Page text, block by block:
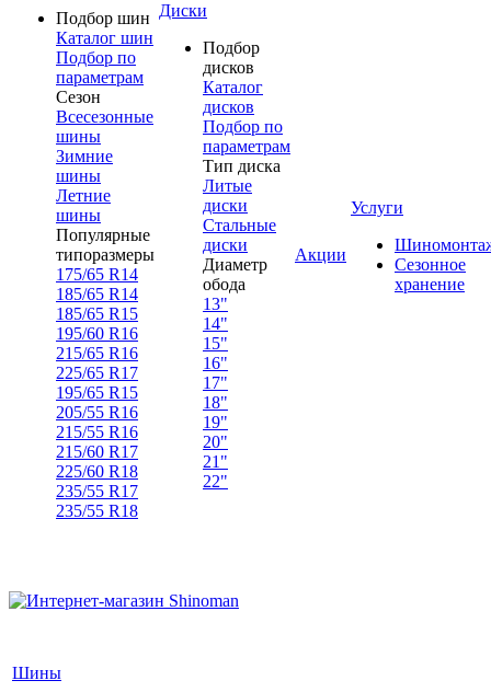
Подбор шин
Каталог шин
Подбор по
параметрам
Сезон
Всесезонные
шины
Зимние
шины
Летние
шины
Популярные
типоразмеры
175/65 R14
185/65 R14
185/65 R15
195/60 R16
215/65 R16
225/65 R17
195/65 R15
205/55 R16
215/55 R16
215/60 R17
225/60 R18
235/55 R17
235/55 R18
Диски
Подбор
дисков
Каталог
дисков
Подбор по
параметрам
Тип диска
Литые
диски
Стальные
диски
Диаметр
обода
13"
14"
15"
16"
17"
18"
19"
20"
21"
22"
Акции
Услуги
Сезонное
хранение
Шины